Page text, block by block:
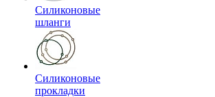
Силиконовые
шланги
Силиконовые
прокладки